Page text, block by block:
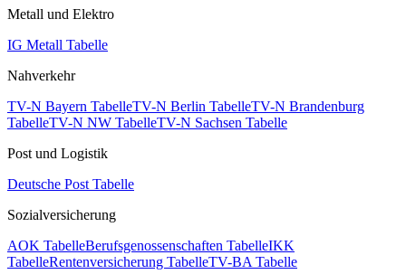
Metall und Elektro
IG Metall Tabelle
Nahverkehr
TV-N Bayern TabelleTV-N Berlin TabelleTV-N Brandenburg
TabelleTV-N NW TabelleTV-N Sachsen Tabelle
Post und Logistik
Deutsche Post Tabelle
Sozialversicherung
AOK TabelleBerufsgenossenschaften TabelleIKK
TabelleRentenversicherung TabelleTV-BA Tabelle